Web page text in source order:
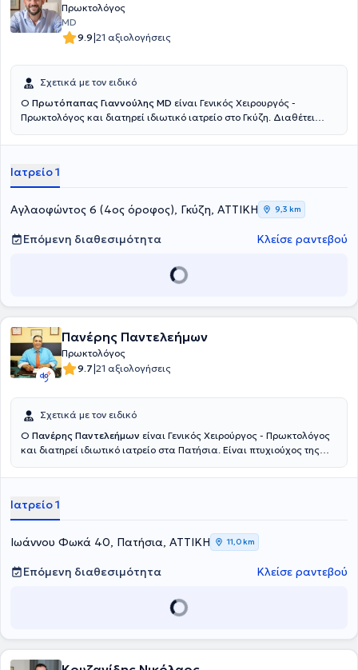
Πρωκτολόγος
MD
9.9|21 αξιολογήσεις
Σχετικά με τον ειδικό
Ο Πρωτόπαπας Γιαννούλης MD είναι Γενικός Χειρουργός -
Πρωκτολόγος και διατηρεί ιδιωτικό ιατρείο στο Γκύζη. Διαθέτει
Καποδιστριακού Πανεπιστημίου Αθηνών και ειδικεύτηκε στη Γενική
Μετεκπαιδεύτηκε στην Επείγουσα Προνοσοκομειακή Ιατρική και
κατέχει πιστοποίηση ATLS και Definitive Surgical Trauma Care
Course. Είναι συνεργάτης της Αθηναϊκής Κλινικής και του Doctor's
Hospital. Τέλος, είναι μέλος της Ελληνικής Εταιρείας Επούλωσης
Τραύματος και Ελκών και συμμετέχει σε πλήθος συνεδρίων στην
Ελλάδα και το εξωτερικό, στα πλαίσια της συνεχούς κατάρτισης,
Ιατρείο 1
Αγλαοφώντος 6 (4ος όροφος), Γκύζη, ΑΤΤΙΚΗ 9,3 km
Επόμενη διαθεσιμότητα Κλείσε ραντεβού
Πανέρης Παντελεήμων
Πρωκτολόγος
9.7|21 αξιολογήσεις
Σχετικά με τον ειδικό
Ο Πανέρης Παντελεήμων είναι Γενικός Χειρούργος - Πρωκτολόγος
και διατηρεί ιδιωτικό ιατρείο στα Πατήσια. Είναι πτυχιούχος της
Βουδαπέστη και ειδικεύτηκε στη γενική χειρουργική στο Γενικό
εμπειρία σε παθήσεις όπως οι αιμορροΐδες, η κήλη, στην
αιμορραγία εντέρου, στην επιμήκη γαστρεκτομή, στα κονδυλώματα,
στη μαστοπάθεια και στο συρίγγιο πρωκτού και παρέχει υπηρεσίες
αφαίρεσης ραμμάτων και λαπαροσκοπικής αντιμετώπισης κήλης.
Είναι συνεργάτης ιατρός του Ερρίκος Ντυνάν Hospital Center και
του Ιατρικού Κέντρου Παλαιού Φαλήρου και έχει διατελέσει
Νοσοκομείου Αθηνών "Ευαγγελισμός"και στη Χειρουργική Κλινική
του Ιατρικού Συλλόγου Αθηνών.
Ιατρείο 1
Ιωάννου Φωκά 40, Πατήσια, ΑΤΤΙΚΗ 11,0 km
Επόμενη διαθεσιμότητα Κλείσε ραντεβού